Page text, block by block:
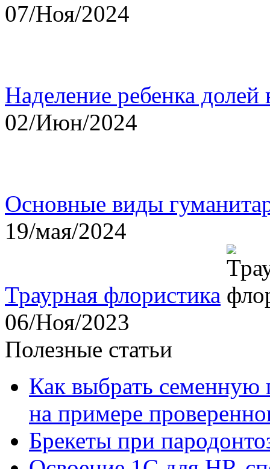
07/Ноя/2024
Наделение ребенка долей
02/Июн/2024
Основные виды
19/мая/2024
Траурная флористика
06/Ноя/2023
Полезные статьи
Как выбрать семенную
на примере
Брекеты при